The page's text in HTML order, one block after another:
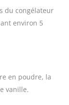
du congélateur
environ 5
en poudre, la
vanille.